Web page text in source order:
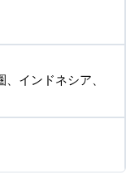
インドネシア、